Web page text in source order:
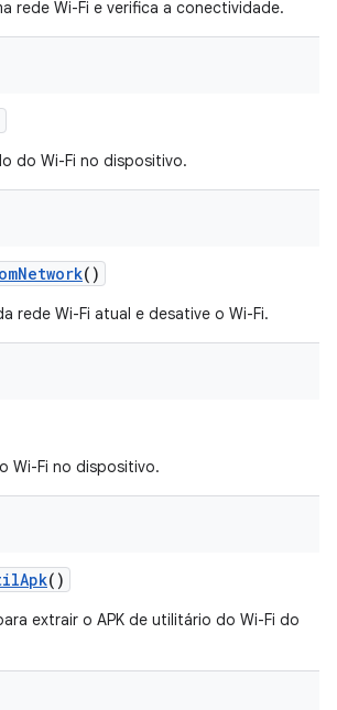
rede Wi-Fi e verifica a conectividade.
do Wi-Fi no dispositivo.
Network()
rede Wi-Fi atual e desative o Wi-Fi.
Wi-Fi no dispositivo.
Apk()
extrair o APK de utilitário do Wi-Fi do